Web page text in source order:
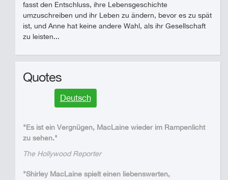
fasst den Entschluss, ihre Lebensgeschichte
umzuschreiben und ihr Leben zu ändern, bevor es zu spät
ist, und Anne hat keine andere Wahl, als ihr Gesellschaft
zu leisten...
Quotes
Deutsch
"Es ist ein Vergnügen, MacLaine wieder im Rampenlicht
zu sehen."
The Hollywood Reporter
"Shirley MacLaine spielt einen liebenswerten,